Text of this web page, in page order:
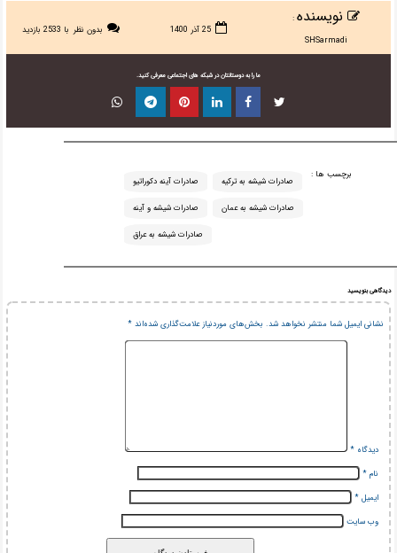
نویسنده:
SHSarmadi
25 آذر 1400 بدون نظر با 2533 بازدید
ما را به دوستانتان در شبکه های اجتماعی معرفی کنید.
برچسب ها :
صادرات آینه دکوراتیو صادرات شیشه به ترکیه
صادرات شیشه به عراق
صادرات شیشه به عمان صادرات شیشه و آینه
دیدگاهی بنویسید
نشانی ایمیل شما منتشر نخواهد شد. بخش‌های موردنیاز علامت‌گذاری شده‌اند*
دیدگاه*
نام*
ایمیل*
وب‌ سایت